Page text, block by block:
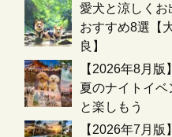
愛犬と涼しくお
おすすめ8選【
良】
【2026年8月
夏のナイトイ
と楽しもう
【2026年7月